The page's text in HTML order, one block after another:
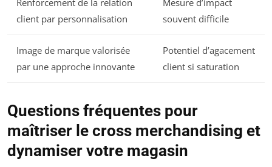
Renforcement de la relation
client par personnalisation
Mesure d’impact
souvent difficile
Image de marque valorisée
par une approche innovante
Potentiel d’agacement
client si saturation
Questions fréquentes pour
maîtriser le cross merchandising et
dynamiser votre magasin